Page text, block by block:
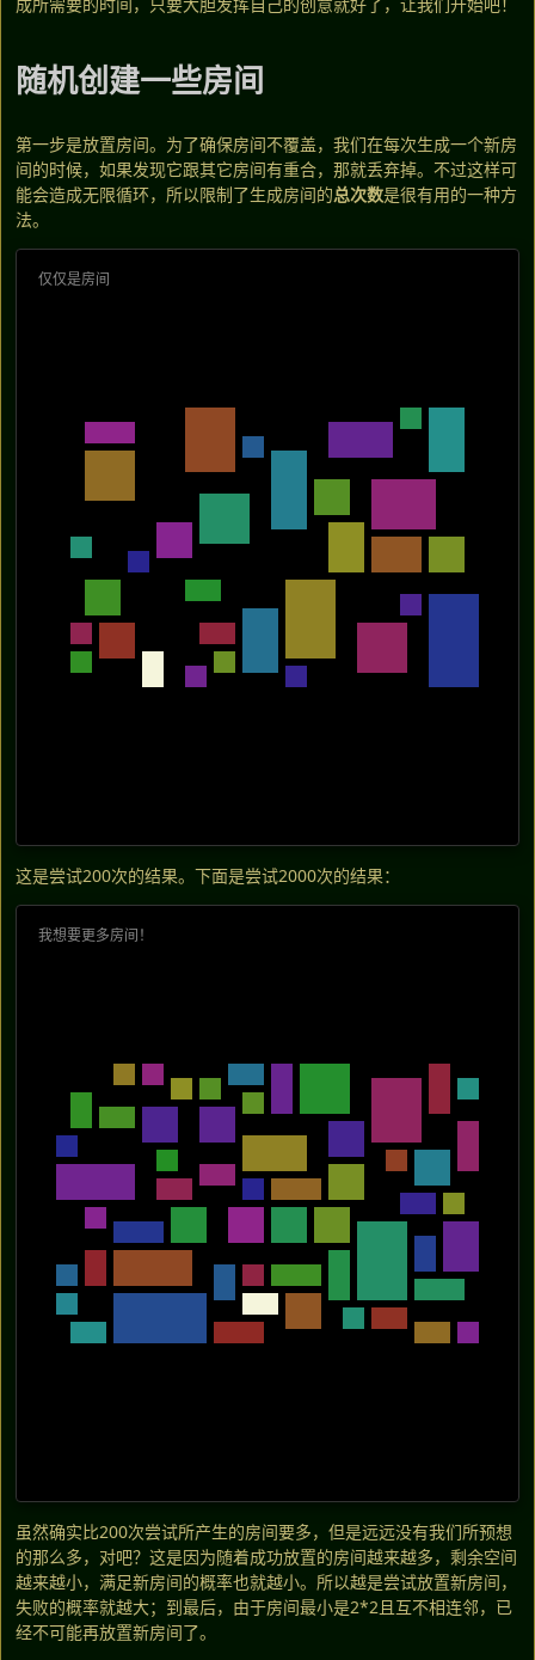
成所需要的时间，只要大胆发挥自己的创意就好了，让我们开始吧！
随机创建一些房间
第一步是放置房间。为了确保房间不覆盖，我们在每次生成一个新房
间的时候，如果发现它跟其它房间有重合，那就丢弃掉。不过这样可
能会造成无限循环，所以限制了生成房间的总次数是很有用的一种方
法。
仅仅是房间
这是尝试200次的结果。下面是尝试2000次的结果：
我想要更多房间！
虽然确实比200次尝试所产生的房间要多，但是远远没有我们所预想
的那么多，对吧？这是因为随着成功放置的房间越来越多，剩余空间
越来越小，满足新房间的概率也就越小。所以越是尝试放置新房间，
失败的概率就越大；到最后，由于房间最小是2*2且互不相连邻，已
经不可能再放置新房间了。